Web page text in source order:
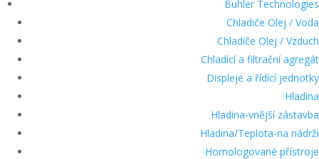
Buhler Technologies
Chladiče Olej / Voda
Chladiče Olej / Vzduch
Chladící a filtrační agregát
Displeje a řídící jednotky
Hladina
Hladina-vnější zástavba
Hladina/Teplota-na nádrži
Homologované přístroje